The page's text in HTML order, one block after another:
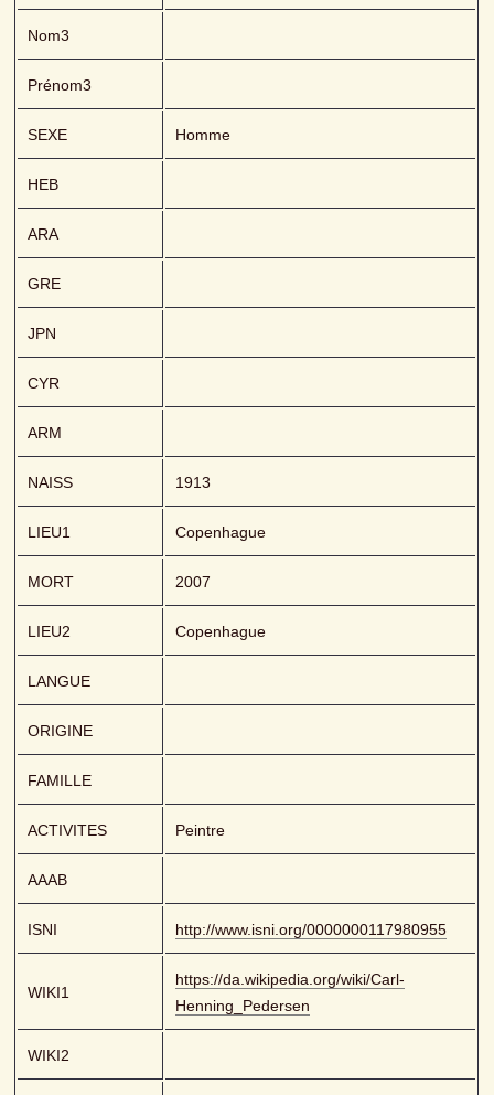
Nom3
Prénom3
SEXE Homme
HEB
ARA
GRE
JPN
CYR
ARM
NAISS 1913
LIEU1 Copenhague
MORT 2007
LIEU2 Copenhague
LANGUE
ORIGINE
FAMILLE
ACTIVITES Peintre
AAAB
ISNI http://www.isni.org/0000000117980955
WIKI1
https://da.wikipedia.org/wiki/Carl-
Henning_Pedersen
WIKI2